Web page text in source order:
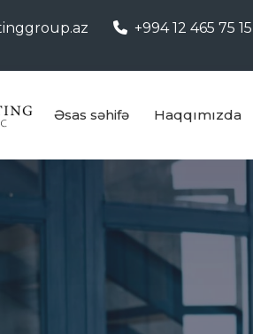
+994 12 465 75 15
Əsas səhifə Haqqımızda